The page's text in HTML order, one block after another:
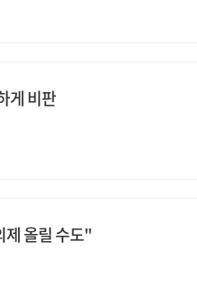
게 비판
올릴 수도"